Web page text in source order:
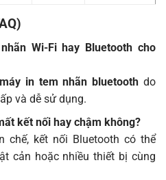
Wi-Fi hay Bluetooth cho
máy in tem nhãn bluetooth do
và dễ sử dụng.
kết nối hay chậm không?
chế, kết nối Bluetooth có thể
cản hoặc nhiều thiết bị cùng